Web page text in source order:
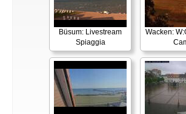
Büsum: Livestream
Spiaggia
Wacken: